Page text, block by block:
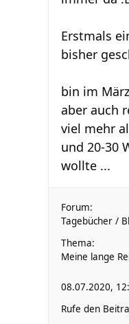
Erstmals
bisher
bin im
aber auch
viel mehr
und 20-30
wollte ...
Forum:
Tagebücher /
Thema:
Meine lange
08.07.2020,
Rufe den